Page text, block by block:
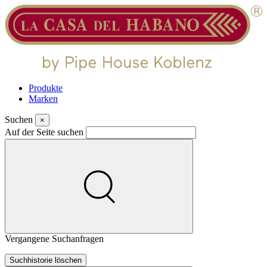
Produkte
Marken
Suchen ×
Auf der Seite suchen
Vergangene Suchanfragen
Suchhistorie löschen